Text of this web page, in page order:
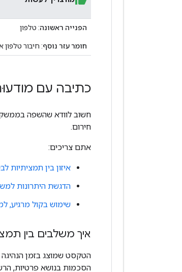
הפנייה ראשונה: טלפון
חומר עזר נוסף: חיבור טלפון
כתיבה עם
חשוב לוודא שהשפה
חירום.
אתם צריכים:
איזון בין תמציתיות
הדגשת היתרונות
שימוש בקול מרגיע,
איך משלבים בין
הטקסט שמוצג בזמן
הסכמות בנושא פרטיות,